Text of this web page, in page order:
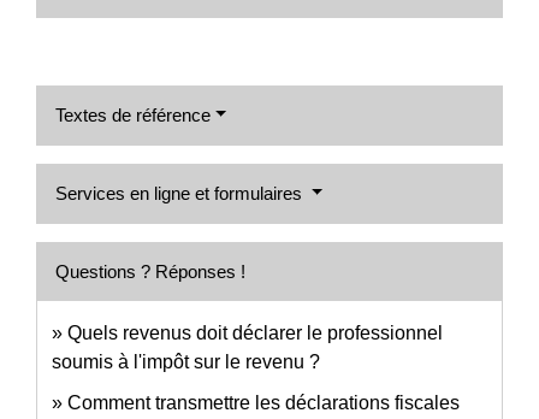
Textes de référence
Services en ligne et formulaires
Questions ? Réponses !
Quels revenus doit déclarer le professionnel
soumis à l'impôt sur le revenu ?
Comment transmettre les déclarations fiscales